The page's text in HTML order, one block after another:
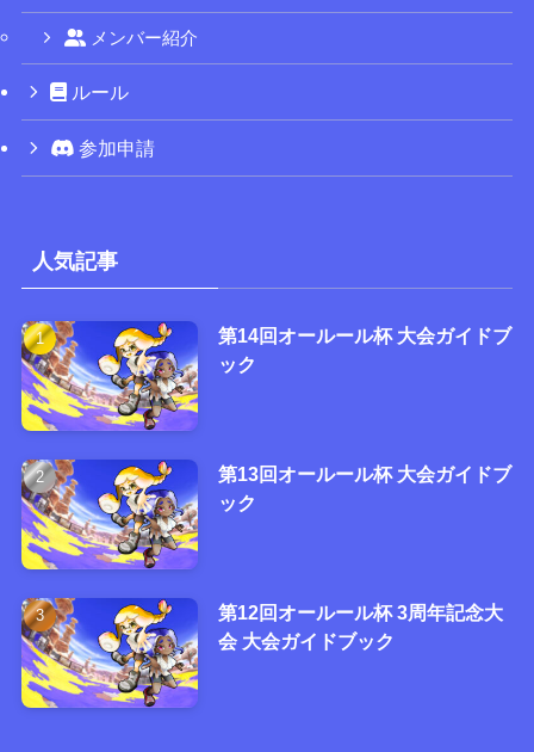
メンバー紹介
ルール
参加申請
人気記事
第14回オールール杯 大会ガイドブ
ック
第13回オールール杯 大会ガイドブ
ック
第12回オールール杯 3周年記念大
会 大会ガイドブック